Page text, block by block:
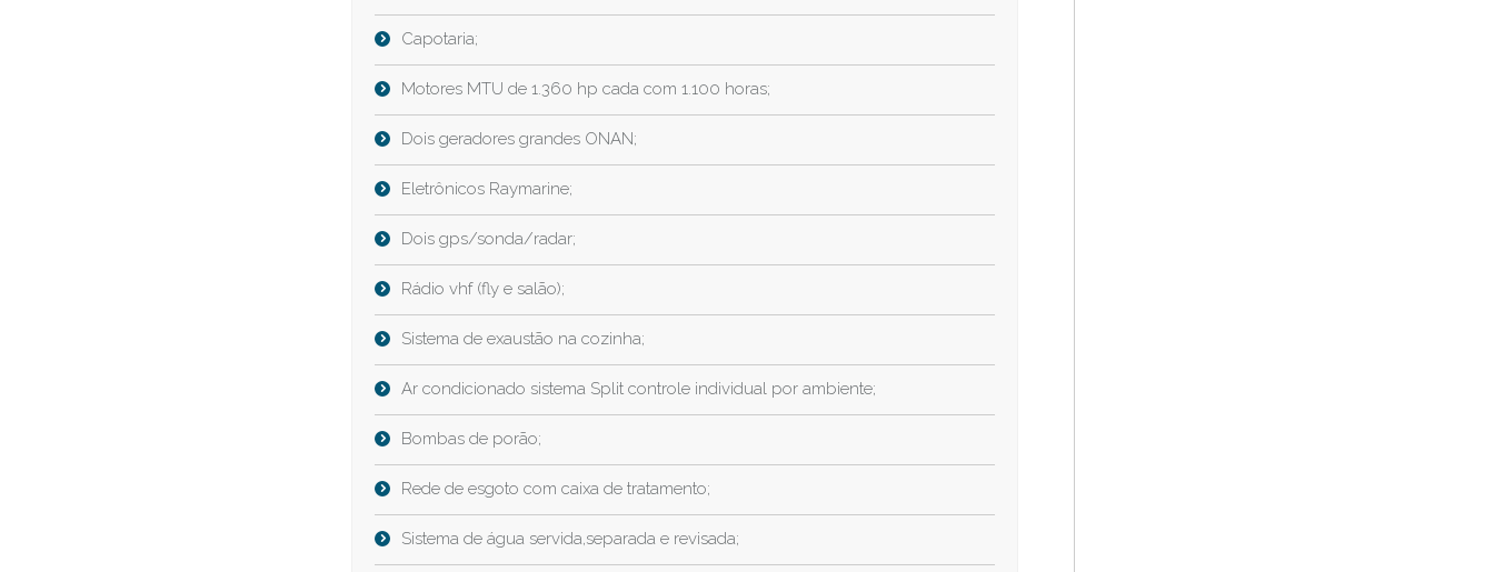
Capotaria;
Motores MTU de 1.360 hp cada com 1.100 horas;
Dois geradores grandes ONAN;
Eletrônicos Raymarine;
Dois gps/sonda/radar;
Rádio vhf (fly e salão);
Sistema de exaustão na cozinha;
Ar condicionado sistema Split controle individual por ambiente;
Bombas de porão;
Rede de esgoto com caixa de tratamento;
Sistema de água servida,separada e revisada;